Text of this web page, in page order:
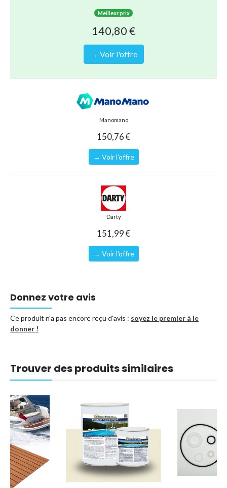
Pour garantir la longévité de ce produit, il ne doit
être utilisé dans des conditions météorologiques
défavorables telles que le vent fort, la pluie abondante, la neige
ou la tempête. Conçue pour une utilisation occasionnelle et de
courte durée (niveau de performance 1), bien que résistante à la
beau temps.
: jaune
: tissu avec revêtement PA, acier
: 660 x 580 x 250 cm (L x l x H)
: 180 g/m²
Autres accessoires et équipements
Meilleur prix
140,80 €
→ Voir l'offre
Manomano
150,76 €
→ Voir l'offre
Darty
151,99 €
→ Voir l'offre
Donnez votre avis
Ce produit n'a pas encore reçu d'avis : soyez le premier à le
donner !
Trouver des produits similaires